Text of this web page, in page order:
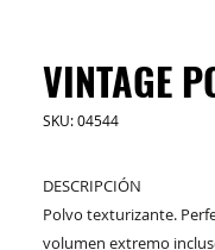
VINTAGE
SKU: 04544
DESCRIPCIÓN
Polvo texturizante.
volumen extremo